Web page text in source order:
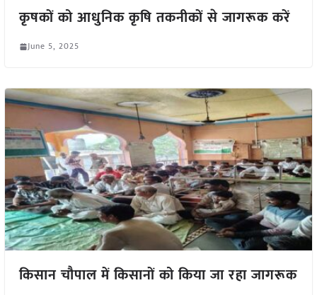
कृषकों को आधुनिक कृषि तकनीकों से जागरूक करें
June 5, 2025
किसान चौपाल में किसानों को किया जा रहा जागरूक